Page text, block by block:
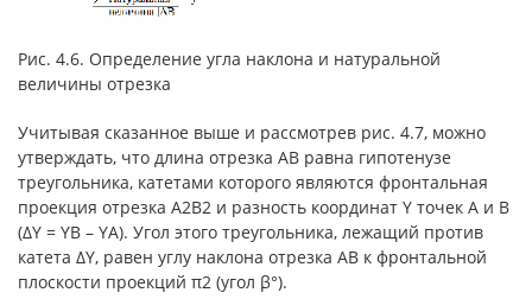
Рис. 4.6. Определение угла наклона и натуральной
величины отрезка
Учитывая сказанное выше и рассмотрев рис. 4.7, можно
утверждать, что длина отрезка АВ равна гипотенузе
треугольника, катетами которого являются фронтальная
проекция отрезка А2В2 и разность координат Y точек А и В
(ΔY = YB – YA). Угол этого треугольника, лежащий против
катета ΔY, равен углу наклона отрезка АВ к фронтальной
плоскости проекций π2 (угол β°).